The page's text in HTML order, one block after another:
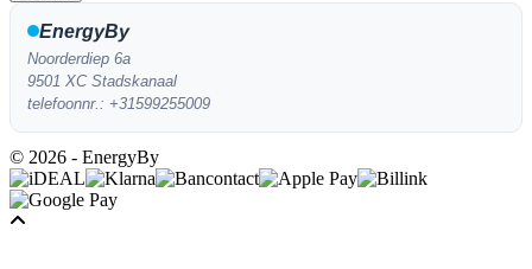
EnergyBy
Noorderdiep 6a
9501 XC Stadskanaal
telefoonnr.: +31599255009
© 2026 - EnergyBy